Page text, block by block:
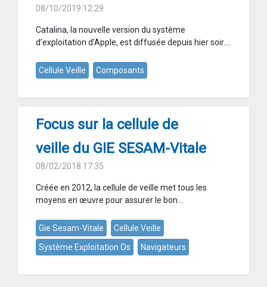
08/10/2019 12:29
Catalina, la nouvelle version du système
d’exploitation d’Apple, est diffusée depuis hier soir....
Cellule Veille Composants
Focus sur la cellule de
veille du GIE SESAM-Vitale
08/02/2018 17:35
Créée en 2012, la cellule de veille met tous les
moyens en œuvre pour assurer le bon...
Gie Sesam-Vitale
Cellule Veille
Système Exploitation Os
Navigateurs